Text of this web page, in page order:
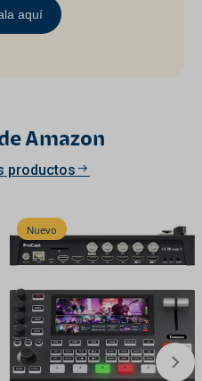
aquí
Amazon
productos
Nuevo